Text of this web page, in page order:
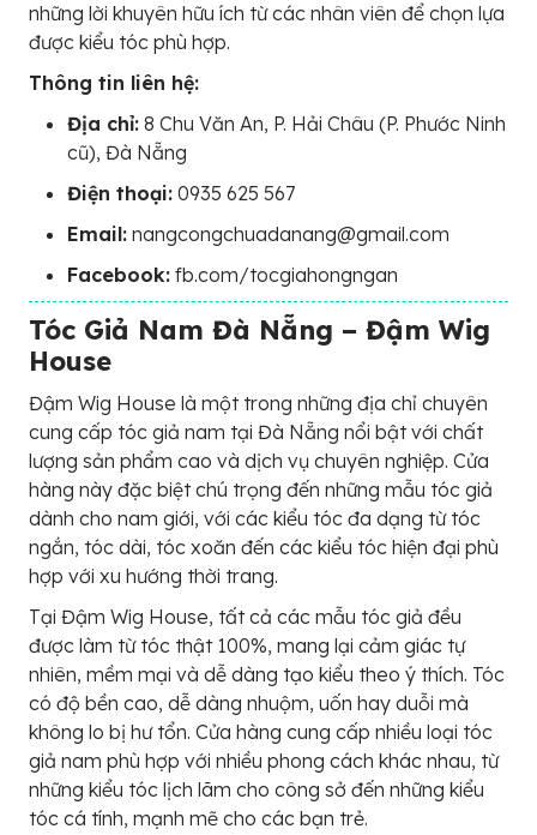
những lời khuyên hữu ích từ các nhân viên để chọn lựa
được kiểu tóc phù hợp.
Thông tin liên hệ:
Địa chỉ: 8 Chu Văn An, P. Hải Châu (P. Phước Ninh
cũ), Đà Nẵng
Điện thoại: 0935 625 567
Email: nangcongchuadanang@gmail.com
Facebook: fb.com/tocgiahongngan
Tóc Giả Nam Đà Nẵng – Đậm Wig
House
Đậm Wig House là một trong những địa chỉ chuyên
cung cấp tóc giả nam tại Đà Nẵng nổi bật với chất
lượng sản phẩm cao và dịch vụ chuyên nghiệp. Cửa
hàng này đặc biệt chú trọng đến những mẫu tóc giả
dành cho nam giới, với các kiểu tóc đa dạng từ tóc
ngắn, tóc dài, tóc xoăn đến các kiểu tóc hiện đại phù
hợp với xu hướng thời trang.
Tại Đậm Wig House, tất cả các mẫu tóc giả đều
được làm từ tóc thật 100%, mang lại cảm giác tự
nhiên, mềm mại và dễ dàng tạo kiểu theo ý thích. Tóc
có độ bền cao, dễ dàng nhuộm, uốn hay duỗi mà
không lo bị hư tổn. Cửa hàng cung cấp nhiều loại tóc
giả nam phù hợp với nhiều phong cách khác nhau, từ
những kiểu tóc lịch lãm cho công sở đến những kiểu
tóc cá tính, mạnh mẽ cho các bạn trẻ.